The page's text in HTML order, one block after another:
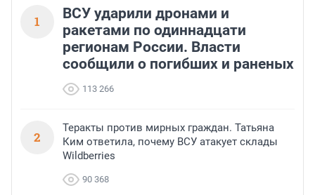
1
ВСУ ударили дронами и
ракетами по одиннадцати
регионам России. Власти
сообщили о погибших и раненых
113 266
2
Теракты против мирных граждан. Татьяна
Ким ответила, почему ВСУ атакует склады
Wildberries
90 368